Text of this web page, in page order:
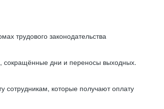
трудового законодательства
сокращённые дни и переносы выходных.
сотрудникам, которые получают оплату